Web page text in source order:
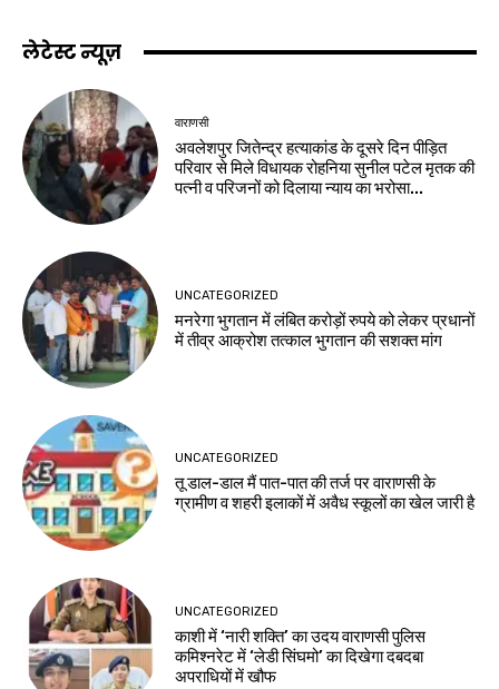
लेटेस्ट न्यूज़
वाराणसी
अवलेशपुर जितेन्द्र हत्याकांड के दूसरे दिन पीड़ित
परिवार से मिले विधायक रोहनिया सुनील पटेल मृतक की
पत्नी व परिजनों को दिलाया न्याय का भरोसा...
UNCATEGORIZED
मनरेगा भुगतान में लंबित करोड़ों रुपये को लेकर प्रधानों
में तीव्र आक्रोश तत्काल भुगतान की सशक्त मांग
UNCATEGORIZED
तू डाल-डाल मैं पात-पात की तर्ज पर वाराणसी के
ग्रामीण व शहरी इलाकों में अवैध स्कूलों का खेल जारी है
UNCATEGORIZED
काशी में ‘नारी शक्ति’ का उदय वाराणसी पुलिस
कमिश्नरेट में ‘लेडी सिंघमो’ का दिखेगा दबदबा
अपराधियों में खौफ